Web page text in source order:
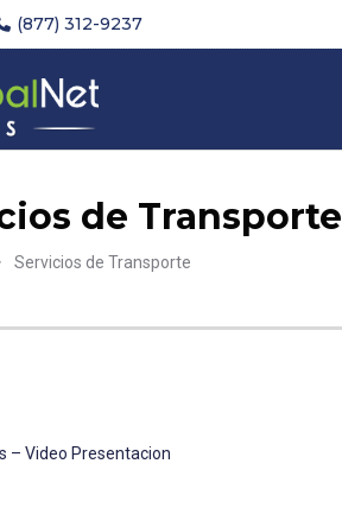
(877) 312-9237
de Transporte
Servicios de Transporte